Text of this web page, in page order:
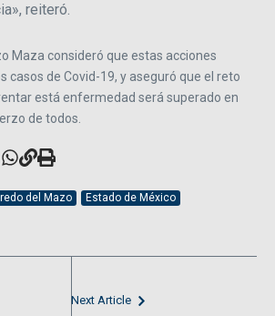
reiteró.
Maza consideró que estas acciones
casos de Covid-19, y aseguró que el reto
está enfermedad será superado en
de todos.
del Mazo Estado de México
Next Article